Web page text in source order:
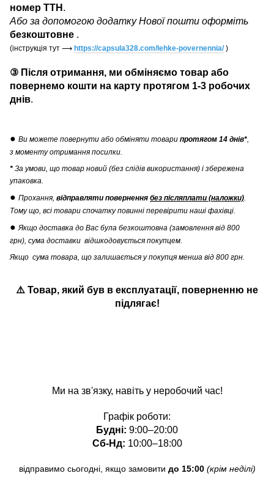
номер ТТН .
Або за допомогою додатку Нової пошти оформіть
безкоштовне .
(інструкція тут ⟶ https://capsula328.com/lehke-povernennia/)
③ Після отримання, ми обміняємо товар або
повернемо кошти на карту протягом 1-3 робочих
днів.
● Ви можете повернути або обміняти товари протягом 14 днів*
з моменту отримання посилки.
* За умови, що товар новий (без слідів використання) і збережена
упаковка.
● Прохання, відправляти повернення без післяплати (наложки)
Тому що, всі товари спочатку повинні перевірити наші фахівці.
● Якщо доставка до Вас була безкоштовна (замовлення від 800
грн), сума доставки відшкодовується покупцем.
Якщо сума товара, що залишається у покупця менша від 800 грн.
⚠️ Товар, який був в експлуатації, поверненню не
підлягає!
Ми на зв'язку, навіть у неробочий час!
Графік роботи:
Будні: 9:00–20:00
Сб-Нд: 10:00–18:00
відправимо сьогодні, якщо замовити до 15:00 (крім неділі)